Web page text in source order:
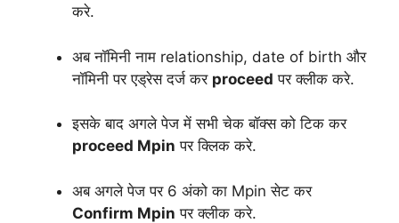
करे.
अब नॉमिनी नाम relationship, date of birth और
नॉमिनी पर एड्रेस दर्ज कर proceed पर क्लीक करे.
इसके बाद अगले पेज में सभी चेक बॉक्स को टिक कर
proceed Mpin पर क्लिक करे.
अब अगले पेज पर 6 अंको का Mpin सेट कर
Confirm Mpin पर क्लीक करे.